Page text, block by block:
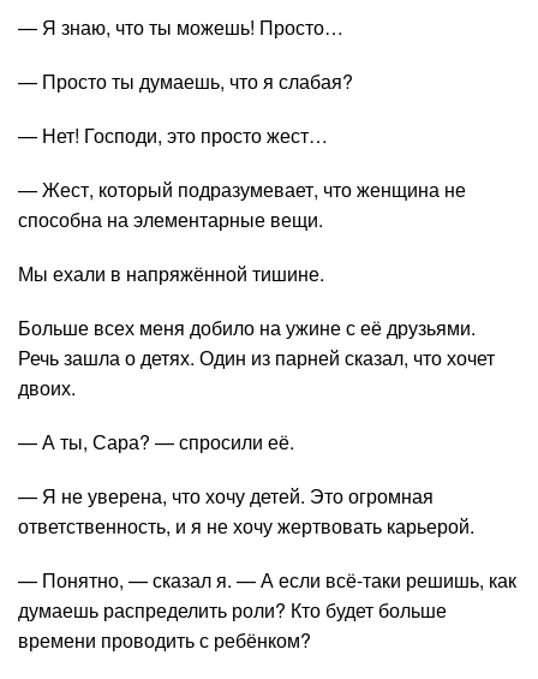
— Я знаю, что ты можешь! Просто…
— Просто ты думаешь, что я слабая?
— Нет! Господи, это просто жест…
— Жест, который подразумевает, что женщина не
способна на элементарные вещи.
Мы ехали в напряжённой тишине.
Больше всех меня добило на ужине с её друзьями.
Речь зашла о детях. Один из парней сказал, что хочет
двоих.
— А ты, Сара? — спросили её.
— Я не уверена, что хочу детей. Это огромная
ответственность, и я не хочу жертвовать карьерой.
— Понятно, — сказал я. — А если всё-таки решишь, как
думаешь распределить роли? Кто будет больше
времени проводить с ребёнком?